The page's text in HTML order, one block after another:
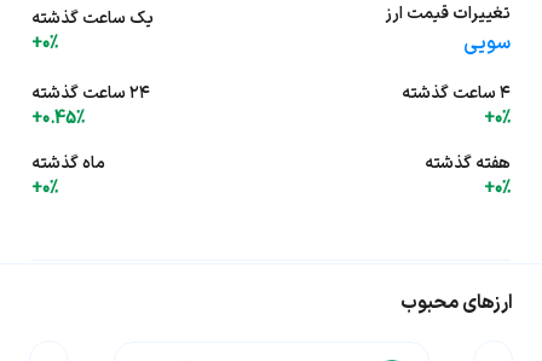
تغییرات قیمت ارز
سویی
یک ساعت گذشته
+0%
۴ ساعت گذشته
+0%
۲۴ ساعت گذشته
+0.45%
هفته گذشته
+0%
ماه گذشته
+0%
ارزهای محبوب